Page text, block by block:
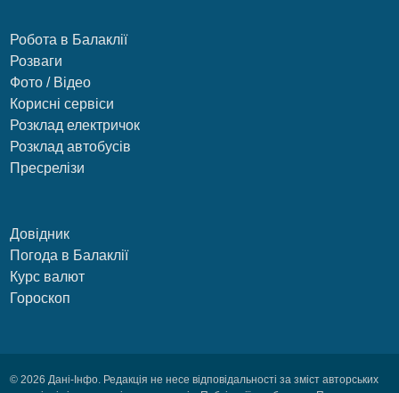
Робота в Балаклії
Розваги
Фото / Відео
Корисні сервіси
Розклад електричок
Розклад автобусів
Пресрелізи
Довідник
Погода в Балаклії
Курс валют
Гороскоп
© 2026 Дані-Інфо. Редакція не несе відповідальності за зміст авторських